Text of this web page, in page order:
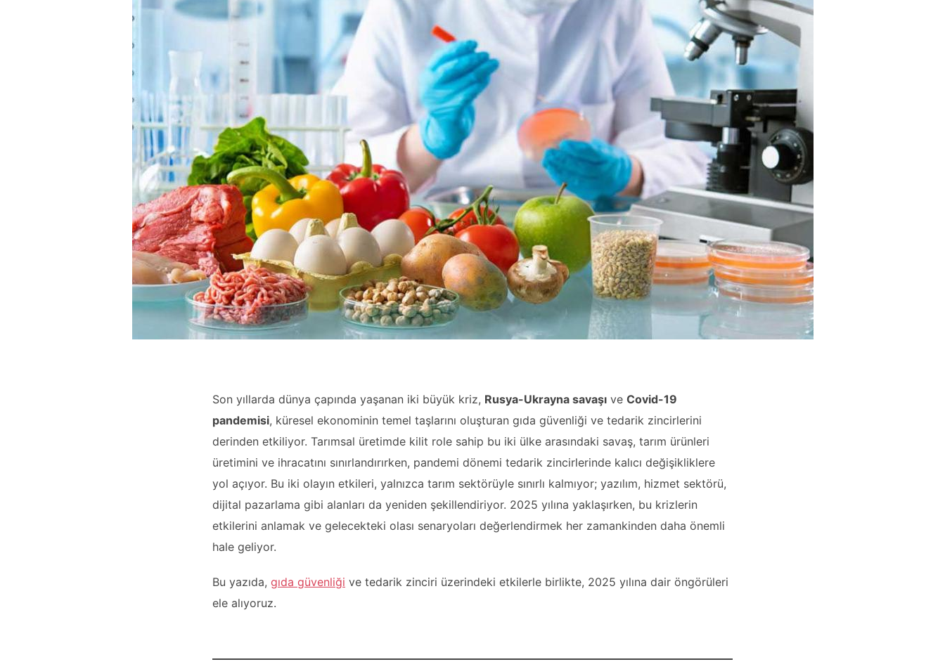
Son yıllarda dünya çapında yaşanan iki büyük kriz, Rusya-Ukrayna savaşı ve Covid-19
pandemisi, küresel ekonominin temel taşlarını oluşturan gıda güvenliği ve tedarik zincirlerini
derinden etkiliyor. Tarımsal üretimde kilit role sahip bu iki ülke arasındaki savaş, tarım ürünleri
üretimini ve ihracatını sınırlandırırken, pandemi dönemi tedarik zincirlerinde kalıcı değişikliklere
yol açıyor. Bu iki olayın etkileri, yalnızca tarım sektörüyle sınırlı kalmıyor; yazılım, hizmet sektörü,
dijital pazarlama gibi alanları da yeniden şekillendiriyor. 2025 yılına yaklaşırken, bu krizlerin
etkilerini anlamak ve gelecekteki olası senaryoları değerlendirmek her zamankinden daha önemli
hale geliyor.
Bu yazıda, gıda güvenliği ve tedarik zinciri üzerindeki etkilerle birlikte, 2025 yılına dair öngörüleri
ele alıyoruz.